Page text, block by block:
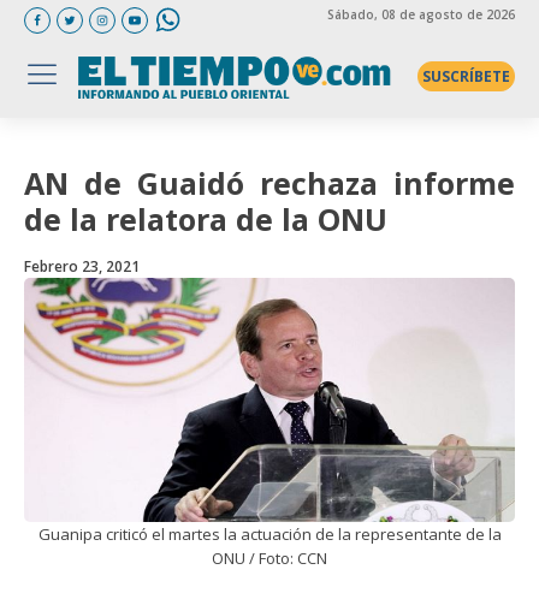
Sábado, 08 de agosto de 2026
SUSCRÍBETE
AN de Guaidó rechaza informe
de la relatora de la ONU
Febrero 23, 2021
Guanipa criticó el martes la actuación de la representante de la
ONU / Foto: CCN